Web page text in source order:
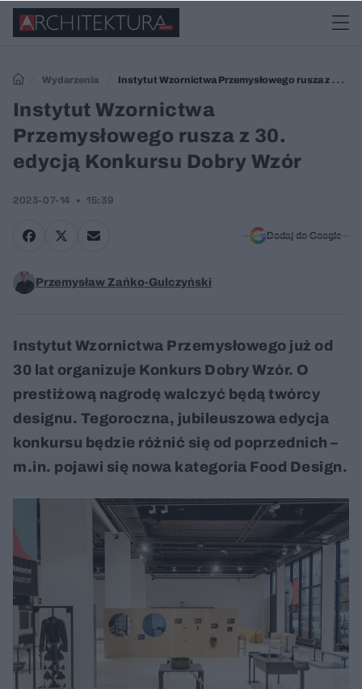
Wydarzenia
Instytut Wzornictwa Przemysłowego rusza z 30.
edycją Konkursu Dobry Wzór
Instytut Wzornictwa
Przemysłowego rusza z 30.
edycją Konkursu Dobry Wzór
2023-07-14 15:39
Dodaj do Google
Przemysław Zańko-Gulczyński
Instytut Wzornictwa Przemysłowego już od
30 lat organizuje Konkurs Dobry Wzór. O
prestiżową nagrodę walczyć będą twórcy
designu. Tegoroczna, jubileuszowa edycja
konkursu będzie różnić się od poprzednich –
m.in. pojawi się nowa kategoria Food Design.